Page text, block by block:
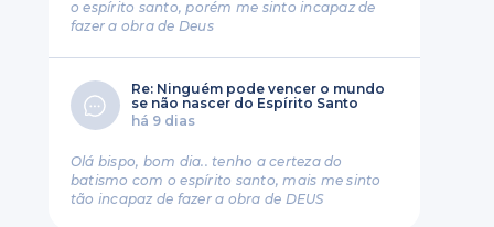
o espírito santo, porém me sinto incapaz de
fazer a obra de Deus
Re: Ninguém pode vencer o mundo
se não nascer do Espírito Santo
há 9 dias
Olá bispo, bom dia.. tenho a certeza do
batismo com o espírito santo, mais me sinto
tão incapaz de fazer a obra de DEUS